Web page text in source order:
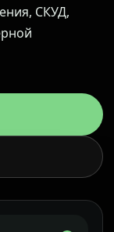
СКУД,